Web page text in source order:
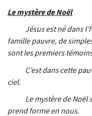
Le mystère de Noël
Jésus est né dans
famille pauvre, de
sont les premiers
C’est dans cette
ciel.
Le mystère de Noël
prend forme en nous.